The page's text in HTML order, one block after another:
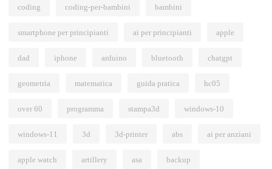
coding coding-per-bambini bambini
smartphone per principianti ai per principianti apple
dad iphone arduino bluetooth chatgpt
geometria matematica guida pratica hc05
over 60 programma stampa3d windows-10
windows-11 3d 3d-printer abs ai per anziani
apple watch artillery asa backup